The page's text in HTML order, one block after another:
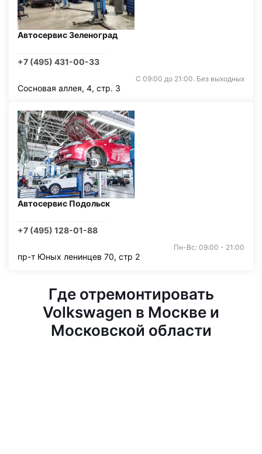
Автосервис Зеленоград
+7 (495) 431-00-33
С 09:00 до 21:00. Без выходных
Сосновая аллея, 4, стр. 3
Автосервис Подольск
+7 (495) 128-01-88
Пн-Вс: 09:00 - 21:00
пр-т Юных ленинцев 70, стр 2
Где отремонтировать
Volkswagen в Москве и
Московской области